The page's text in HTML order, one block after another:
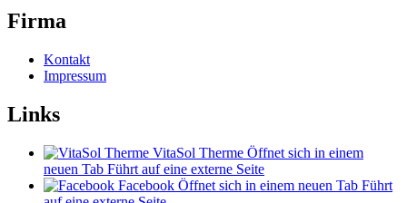
Firma
Kontakt
Impressum
Links
VitaSol Therme Öffnet sich in einem
neuen Tab Führt auf eine externe Seite
Facebook Öffnet sich in einem neuen Tab Führt